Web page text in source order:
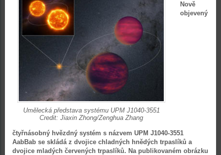
Umělecká představa systému UPM J1040-3551
Credit: Jiaxin Zhong/Zenghua Zhang
Nově
objevený
čtyřnásobný hvězdný systém s názvem UPM J1040-3551
AabBab se skládá z dvojice chladných hnědých trpaslíků a
dvojice mladých červených trpaslíků. Na publikovaném obrázku